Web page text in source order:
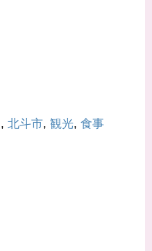
, 北斗市, 観光, 食事